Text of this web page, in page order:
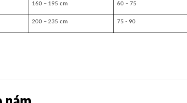
160 – 195 cm 60 – 75
200 – 235 cm 75 - 90